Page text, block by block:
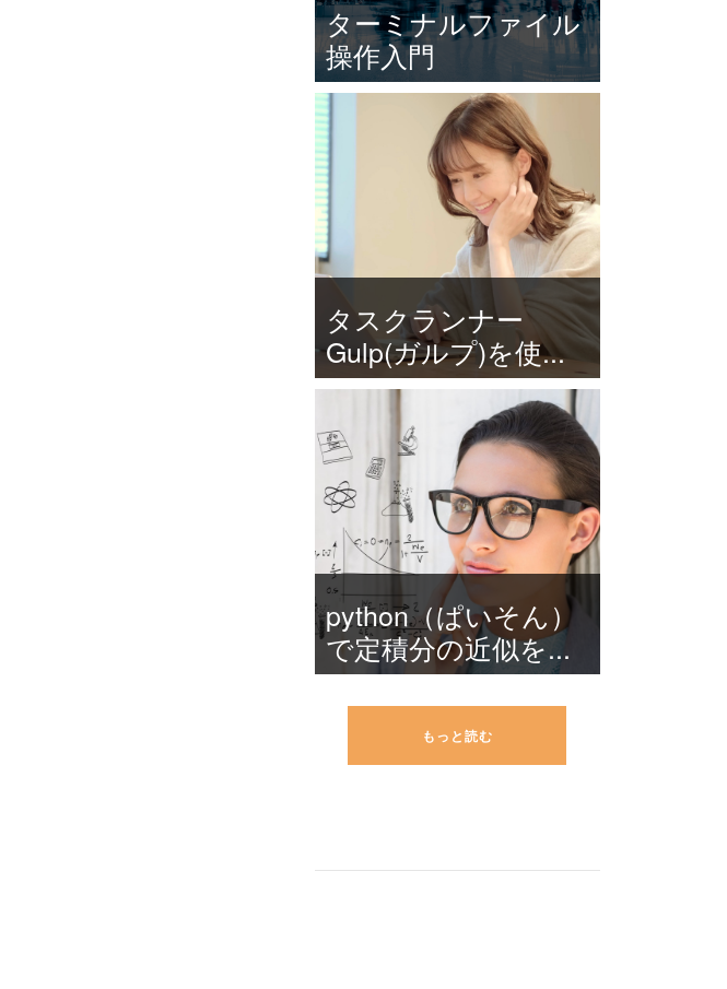
ターミナルファイル
操作入門
タスクランナー
Gulp(ガルプ)を使...
python（ぱいそん）
で定積分の近似を...
もっと読む